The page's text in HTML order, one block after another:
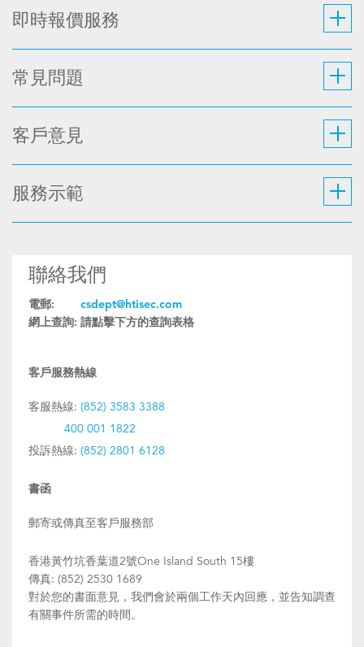
即時報價服務
常見問題
客戶意見
服務示範
聯絡我們
電郵:
csdept@htisec.com
網上查詢: 請點擊下方的查詢表格
客戶服務熱線
客服熱線: (852) 3583 3388
400 001 1822
投訴熱線: (852) 2801 6128
書函
郵寄或傳真至客戶服務部
香港黃竹坑香葉道2號One Island South 15樓
傳真: (852) 2530 1689
對於您的書面意見，我們會於兩個工作天內回應，並告知調查
有關事件所需的時間。